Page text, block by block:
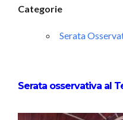
Categorie
Serata
Serata osservativa al